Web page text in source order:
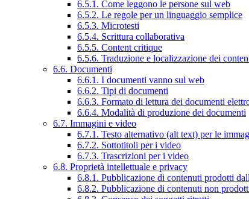
6.5.1. Come leggono le persone sul web
6.5.2. Le regole per un linguaggio semplice
6.5.3. Microtesti
6.5.4. Scrittura collaborativa
6.5.5. Content critique
6.5.6. Traduzione e localizzazione dei
6.6. Documenti
6.6.1. I documenti vanno sul web
6.6.2. Tipi di documenti
6.6.3. Formato di lettura dei documenti
6.6.4. Modalità di produzione dei documenti
6.7. Immagini e video
6.7.1. Testo alternativo (alt text) per le
6.7.2. Sottotitoli per i video
6.7.3. Trascrizioni per i video
6.8. Proprietà intellettuale e privacy
6.8.1. Pubblicazione di contenuti prodotti
6.8.2. Pubblicazione di contenuti non